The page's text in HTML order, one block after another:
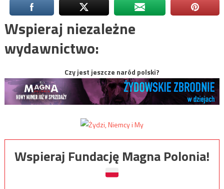
Wspieraj niezależne
wydawnictwo:
Czy jest jeszcze naród polski?
Wspieraj Fundację Magna Polonia!